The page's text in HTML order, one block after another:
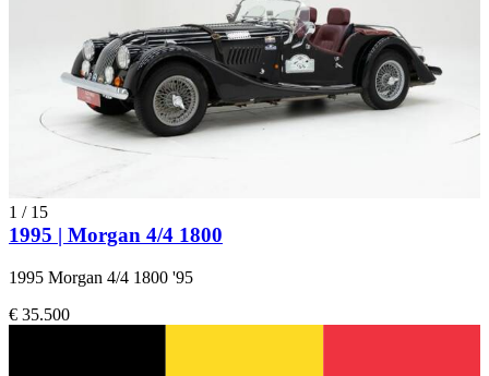
1 / 15
1995 | Morgan 4/4 1800
1995 Morgan 4/4 1800 '95
€ 35.500